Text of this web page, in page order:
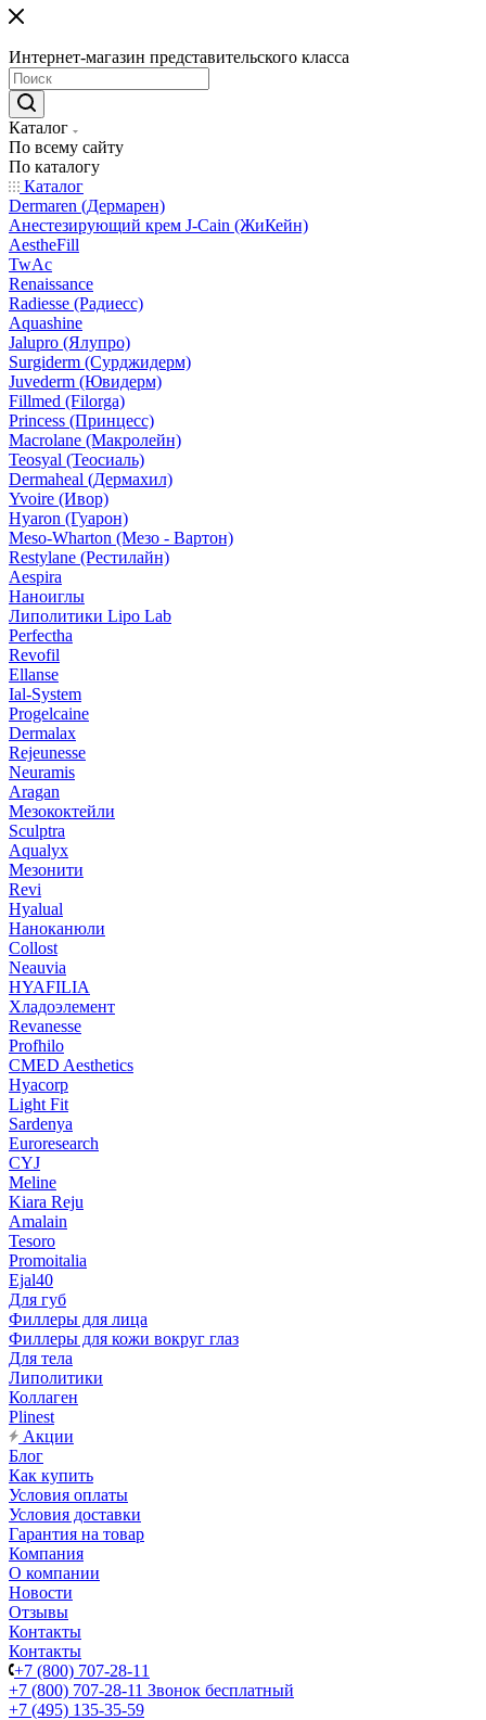
Интернет-магазин представительского класса
Каталог
По всему сайту
По каталогу
Каталог
Dermaren (Дермарен)
Анестезирующий крем J-Cain (ЖиКейн)
AestheFill
TwAc
Renaissance
Radiesse (Радиесс)
Aquashine
Jalupro (Ялупро)
Surgiderm (Сурджидерм)
Juvederm (Ювидерм)
Fillmed (Filorga)
Princess (Принцесс)
Macrolane (Макролейн)
Teosyal (Теосиаль)
Dermaheal (Дермахил)
Yvoire (Ивор)
Hyaron (Гуарон)
Meso-Wharton (Мезо - Вартон)
Restylane (Рестилайн)
Aespira
Наноиглы
Липолитики Lipo Lab
Perfectha
Revofil
Ellanse
Ial-System
Progelcaine
Dermalax
Rejeunesse
Neuramis
Aragan
Мезококтейли
Sculptra
Aqualyx
Мезонити
Revi
Hyalual
Наноканюли
Collost
Neauvia
HYAFILIA
Хладоэлемент
Revanesse
Profhilo
CMED Aesthetics
Hyacorp
Light Fit
Sardenya
Euroresearch
CYJ
Meline
Kiara Reju
Amalain
Tesoro
Promoitalia
Ejal40
Для губ
Филлеры для лица
Филлеры для кожи вокруг глаз
Для тела
Липолитики
Коллаген
Plinest
Акции
Блог
Как купить
Условия оплаты
Условия доставки
Гарантия на товар
Компания
О компании
Новости
Отзывы
Контакты
Контакты
+7 (800) 707-28-11
+7 (800) 707-28-11 Звонок бесплатный
+7 (495) 135-35-59